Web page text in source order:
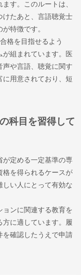
す。このルートは、
けたあと、言語聴覚士
特徴です。
格を目指せるよう
組まれています。医
や言語、聴覚に関す
に用意されており、短
科目を習得して
が定める一定基準の専
格を得られるケースが
い人にとって有効な
ョンに関連する教育を
に適しています。履
を確認したうえで申請